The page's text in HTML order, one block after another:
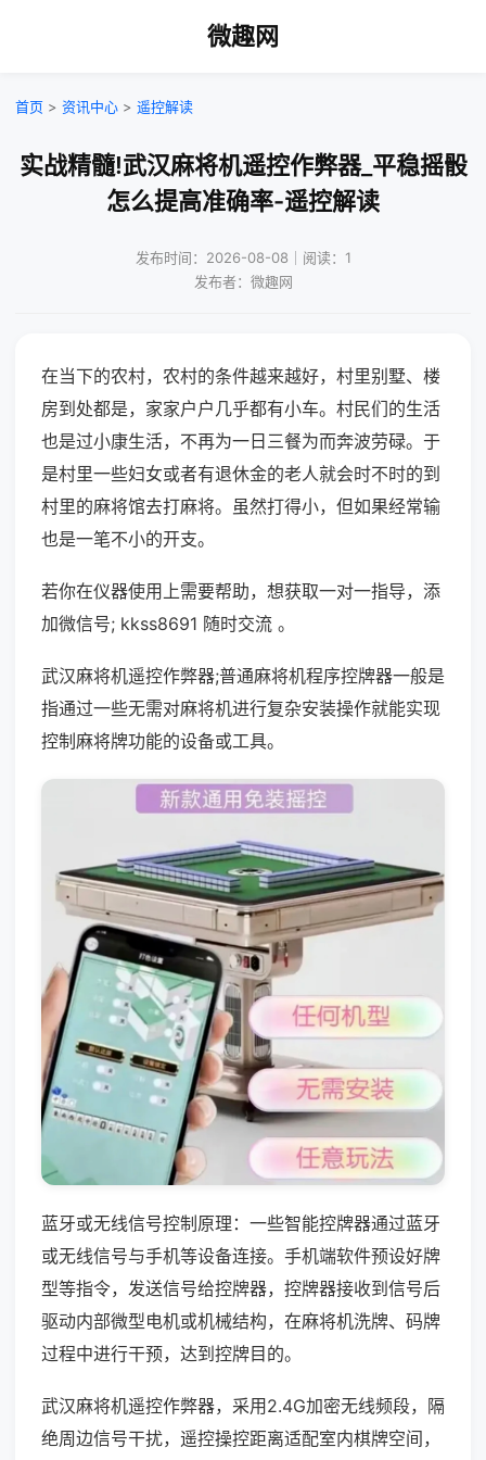
微趣网
首页 > 资讯中心 > 遥控解读
实战精髓!武汉麻将机遥控作弊器_平稳摇骰
怎么提高准确率-遥控解读
发布时间：2026-08-08｜阅读：1
发布者：微趣网
在当下的农村，农村的条件越来越好，村里别墅、楼
房到处都是，家家户户几乎都有小车。村民们的生活
也是过小康生活，不再为一日三餐为而奔波劳碌。于
是村里一些妇女或者有退休金的老人就会时不时的到
村里的麻将馆去打麻将。虽然打得小，但如果经常输
也是一笔不小的开支。
若你在仪器使用上需要帮助，想获取一对一指导，添
加微信号; kkss8691 随时交流 。
武汉麻将机遥控作弊器;普通麻将机程序控牌器一般是
指通过一些无需对麻将机进行复杂安装操作就能实现
控制麻将牌功能的设备或工具。
蓝牙或无线信号控制原理：一些智能控牌器通过蓝牙
或无线信号与手机等设备连接。手机端软件预设好牌
型等指令，发送信号给控牌器，控牌器接收到信号后
驱动内部微型电机或机械结构，在麻将机洗牌、码牌
过程中进行干预，达到控牌目的。
武汉麻将机遥控作弊器，采用2.4G加密无线频段，隔
绝周边信号干扰，遥控操控距离适配室内棋牌空间，